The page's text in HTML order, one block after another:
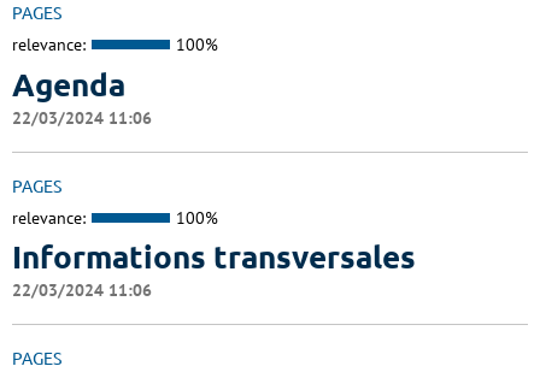
PAGES
relevance: 100%
Agenda
22/03/2024 11:06
PAGES
relevance: 100%
Informations transversales
22/03/2024 11:06
PAGES